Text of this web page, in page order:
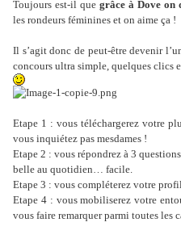
Toujours est-il que grâce à Dove on
les rondeurs féminines et on aime ça !
Il s’agit donc de peut-être devenir
concours ultra simple, quelques
Etape 1 : vous téléchargerez votre
vous inquiétez pas mesdames !
Etape 2 : vous répondrez à 3
belle au quotidien… facile.
Etape 3 : vous compléterez votre
Etape 4 : vous mobiliserez votre
vous faire remarquer parmi toutes les